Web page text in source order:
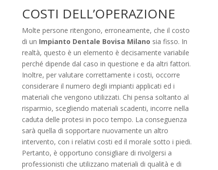
COSTI DELL’OPERAZIONE
Molte persone ritengono, erroneamente, che il costo
di un Impianto Dentale Bovisa Milano sia fisso. In
realtà, questo è un elemento è decisamente variabile
perché dipende dal caso in questione e da altri fattori.
Inoltre, per valutare correttamente i costi, occorre
considerare il numero degli impianti applicati ed i
materiali che vengono utilizzati. Chi pensa soltanto al
risparmio, scegliendo materiali scadenti, incorre nella
caduta delle protesi in poco tempo. La conseguenza
sarà quella di sopportare nuovamente un altro
intervento, con i relativi costi ed il morale sotto i piedi.
Pertanto, è opportuno consigliare di rivolgersi a
professionisti che utilizzano materiali di qualità e di